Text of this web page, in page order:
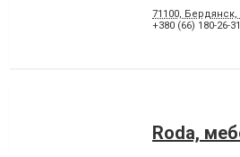
71100,
+380 (66) 180-26-31
Roda,